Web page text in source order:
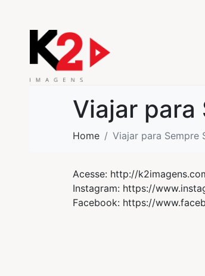
Viajar para
Home Viajar para Sempre
Acesse: http://
Instagram: https://
Facebook: https://